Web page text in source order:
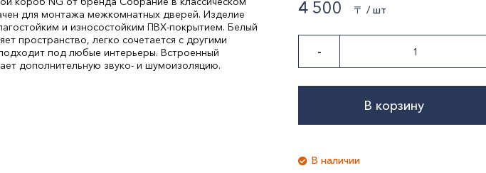
для монтажа межкомнатных дверей. Изделие
и износостойким ПВХ-покрытием. Белый
пространство, легко сочетается с другими
под любые интерьеры. Встроенный
дополнительную звуко- и шумоизоляцию.
4 500 〒 / шт
-
В корзину
В наличии